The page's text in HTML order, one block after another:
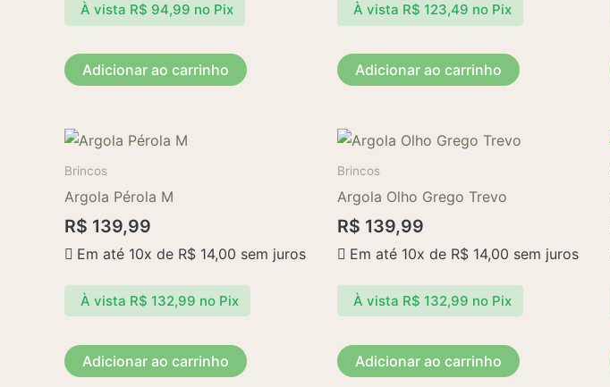
À vista R$ 94,99 no Pix
Adicionar ao carrinho
À vista R$ 123,49 no Pix
Adicionar ao carrinho
Brincos
Argola Pérola M
R$ 139,99
Em até 10x de R$ 14,00 sem juros
À vista R$ 132,99 no Pix
Adicionar ao carrinho
Brincos
Argola Olho Grego Trevo
R$ 139,99
Em até 10x de R$ 14,00 sem juros
À vista R$ 132,99 no Pix
Adicionar ao carrinho